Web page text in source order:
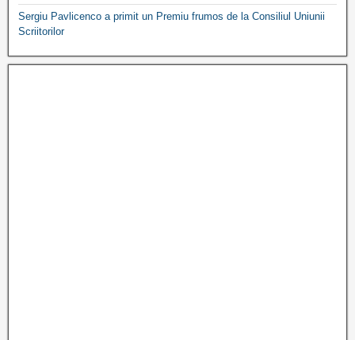
Sergiu Pavlicenco a primit un Premiu frumos de la Consiliul Uniunii
Scriitorilor